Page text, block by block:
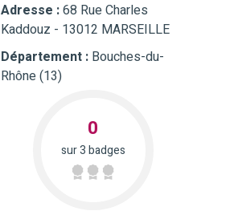
Adresse :68 Rue Charles
Kaddouz - 13012 MARSEILLE
Département : Bouches-du-
Rhône (13)
0
sur 3 badges